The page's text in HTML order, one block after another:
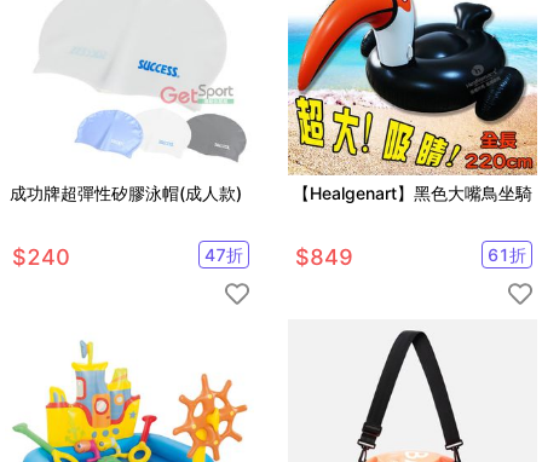
成功牌超彈性矽膠泳帽(成人款)
$240 47折
【Healgenart】黑色大嘴鳥坐騎
$849 61折